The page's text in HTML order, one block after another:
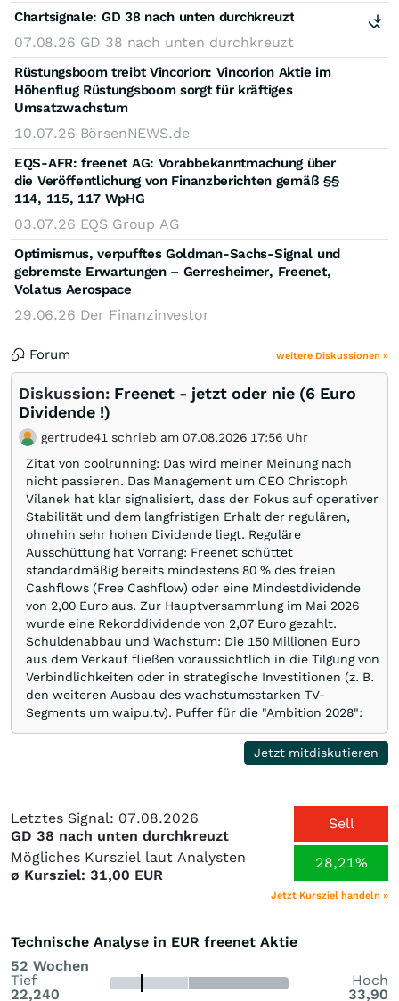
Chartsignale: GD 38 nach unten durchkreuzt
07.08.26 GD 38 nach unten durchkreuzt
Rüstungsboom treibt Vincorion: Vincorion Aktie im
Höhenflug Rüstungsboom sorgt für kräftiges
Umsatzwachstum
10.07.26 BörsenNEWS.de
EQS-AFR: freenet AG: Vorabbekanntmachung über
die Veröffentlichung von Finanzberichten gemäß §§
114, 115, 117 WpHG
03.07.26 EQS Group AG
Optimismus, verpufftes Goldman-Sachs-Signal und
gebremste Erwartungen – Gerresheimer, Freenet,
Volatus Aerospace
29.06.26 Der Finanzinvestor
Forum weitere Diskussionen »
Diskussion: Freenet - jetzt oder nie (6 Euro
Dividende !)
gertrude41 schrieb am 07.08.2026 17:56 Uhr
Zitat von coolrunning: Das wird meiner Meinung nach
nicht passieren. Das Management um CEO Christoph
Vilanek hat klar signalisiert, dass der Fokus auf operativer
Stabilität und dem langfristigen Erhalt der regulären,
ohnehin sehr hohen Dividende liegt. Reguläre
Ausschüttung hat Vorrang: Freenet schüttet
standardmäßig bereits mindestens 80 % des freien
Cashflows (Free Cashflow) oder eine Mindestdividende
von 2,00 Euro aus. Zur Hauptversammlung im Mai 2026
wurde eine Rekorddividende von 2,07 Euro gezahlt.
Schuldenabbau und Wachstum: Die 150 Millionen Euro
aus dem Verkauf fließen voraussichtlich in die Tilgung von
Verbindlichkeiten oder in strategische Investitionen (z. B.
den weiteren Ausbau des wachstumsstarken TV-
Segments um waipu.tv). Puffer für die "Ambition 2028":
Für das Jahr 2026 wird mit einem leicht niedrigeren
regulären Free Cashflow gerechnet (270 bis 300 Millionen
Euro gegenüber ca. 301 Millionen Euro im Vorjahr). Die
Investitionsphasen stabil zu halten, statt sie als
Einmaleffekt sofort auszuschütten. D …
Jetzt mitdiskutieren
Letztes Signal: 07.08.2026
GD 38 nach unten durchkreuzt
Sell
Mögliches Kursziel laut Analysten
ø Kursziel: 31,00 EUR
28,21%
Jetzt Kursziel handeln »
Technische Analyse in EUR freenet Aktie
52 Wochen
Tief
22,240
Hoch
33,90